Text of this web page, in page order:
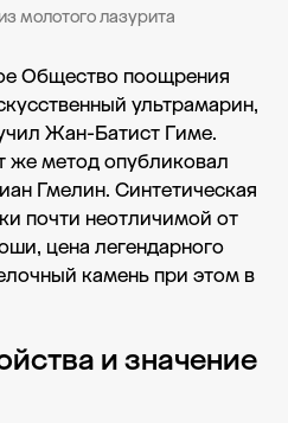
молотого лазурита
Общество поощрения
ультрамарин,
Жан-Батист Гиме.
же метод опубликовал
Гмелин. Синтетическая
почти неотличимой от
цена легендарного
камень при этом в
и значение